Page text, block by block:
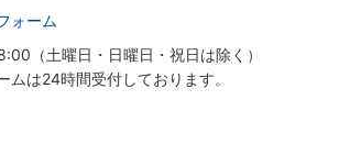
ォーム
（土曜日・日曜日・祝日は除く）
ムは24時間受付しております。